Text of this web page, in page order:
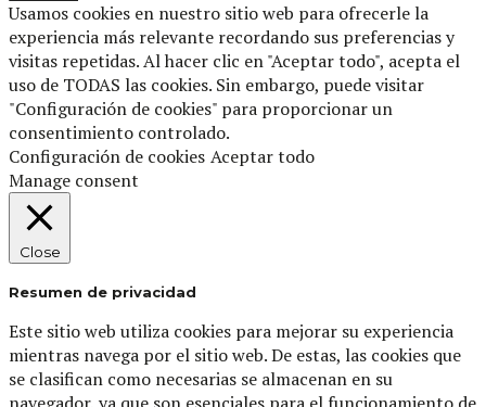
Usamos cookies en nuestro sitio web para ofrecerle la
experiencia más relevante recordando sus preferencias y
visitas repetidas. Al hacer clic en "Aceptar todo", acepta el
uso de TODAS las cookies. Sin embargo, puede visitar
"Configuración de cookies" para proporcionar un
consentimiento controlado.
Configuración de cookies Aceptar todo
Manage consent
Close
Resumen de privacidad
Este sitio web utiliza cookies para mejorar su experiencia
mientras navega por el sitio web. De estas, las cookies que
se clasifican como necesarias se almacenan en su